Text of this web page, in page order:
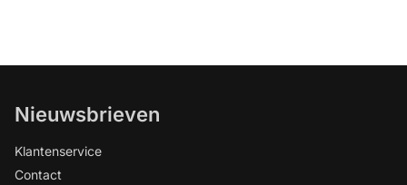
Nieuwsbrieven
Klantenservice
Contact